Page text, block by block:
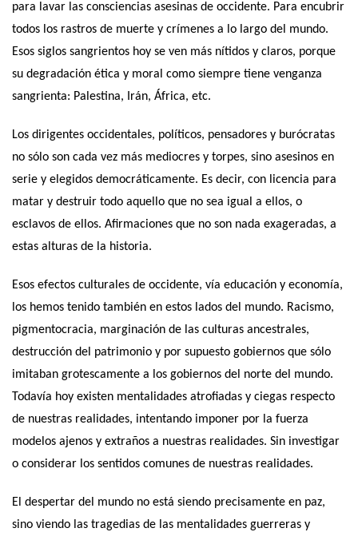
para lavar las consciencias asesinas de occidente. Para encubrir
todos los rastros de muerte y crímenes a lo largo del mundo.
Esos siglos sangrientos hoy se ven más nítidos y claros, porque
su degradación ética y moral como siempre tiene venganza
sangrienta: Palestina, Irán, África, etc.
Los dirigentes occidentales, políticos, pensadores y burócratas
no sólo son cada vez más mediocres y torpes, sino asesinos en
serie y elegidos democráticamente. Es decir, con licencia para
matar y destruir todo aquello que no sea igual a ellos, o
esclavos de ellos. Afirmaciones que no son nada exageradas, a
estas alturas de la historia.
Esos efectos culturales de occidente, vía educación y economía,
los hemos tenido también en estos lados del mundo. Racismo,
pigmentocracia, marginación de las culturas ancestrales,
destrucción del patrimonio y por supuesto gobiernos que sólo
imitaban grotescamente a los gobiernos del norte del mundo.
Todavía hoy existen mentalidades atrofiadas y ciegas respecto
de nuestras realidades, intentando imponer por la fuerza
modelos ajenos y extraños a nuestras realidades. Sin investigar
o considerar los sentidos comunes de nuestras realidades.
El despertar del mundo no está siendo precisamente en paz,
sino viendo las tragedias de las mentalidades guerreras y